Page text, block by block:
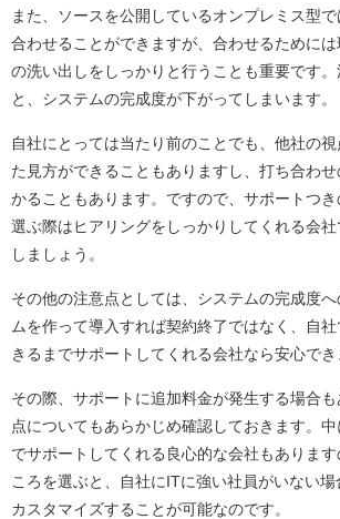
また、ソースを公開しているオンプレミス型
合わせることができますが、合わせるために
の洗い出しをしっかりと行うことも重要です
と、システムの完成度が下がってしまいます。
自社にとっては当たり前のことでも、他社の
た見方ができることもありますし、打ち合わ
かることもあります。ですので、サポートつ
選ぶ際はヒアリングをしっかりしてくれる会
しましょう。
その他の注意点としては、システムの完成度
ムを作って導入すれば契約終了ではなく、自
きるまでサポートしてくれる会社なら安心でき
その際、サポートに追加料金が発生する場合
点についてもあらかじめ確認しておきます。
でサポートしてくれる良心的な会社もありま
ころを選ぶと、自社にITに強い社員がいない
カスタマイズすることが可能なのです。